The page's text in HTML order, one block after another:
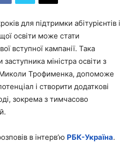
для підтримки абітурієнтів і
освіти може стати
вступної кампанії. Така
заступника міністра освіти з
Миколи Трофименка, допоможе
і створити додаткові
зокрема з тимчасово
в інтерв’ю РБК-Україна.